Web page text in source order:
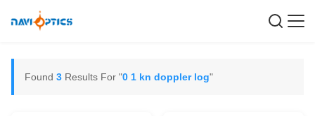
Found 3 Results For "0 1 kn doppler log"